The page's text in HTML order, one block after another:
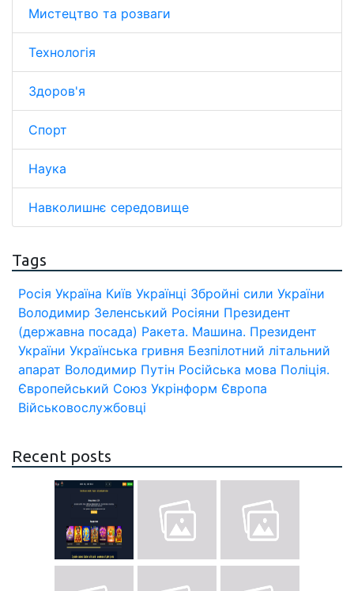
Мистецтво та розваги
Технологія
Здоров'я
Спорт
Наука
Навколишнє середовище
Tags
Росія Україна Київ Українці Збройні сили України
Володимир Зеленський Росіяни Президент
(державна посада) Ракета. Машина. Президент
України Українська гривня Безпілотний літальний
апарат Володимир Путін Російська мова Поліція.
Європейський Союз Укрінформ Європа
Військовослужбовці
Recent posts